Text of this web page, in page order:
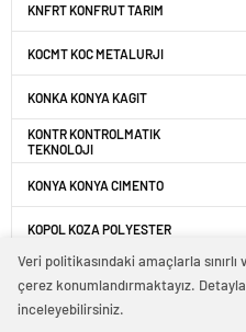
KNFRT KONFRUT TARIM
KOCMT KOC METALURJI
KONKA KONYA KAGIT
KONTR KONTROLMATIK
TEKNOLOJI
KONYA KONYA CIMENTO
KOPOL KOZA POLYESTER
KORDS KORDSA TEKNIK TEKSTIL
KOTON KOTON MAGAZACILIK
Veri politikasındaki amaçlarla
çerez konumlandırmaktayız.
inceleyebilirsiniz.